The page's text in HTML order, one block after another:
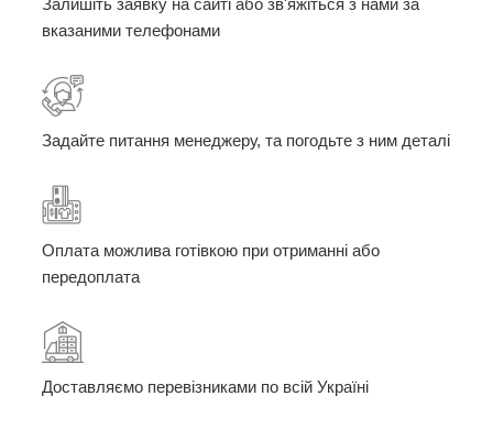
Залишіть заявку на сайті або зв'яжіться з нами за
вказаними телефонами
Задайте питання менеджеру, та погодьте з ним деталі
Оплата можлива готівкою при отриманні або
передоплата
Доставляємо перевізниками по всій Україні